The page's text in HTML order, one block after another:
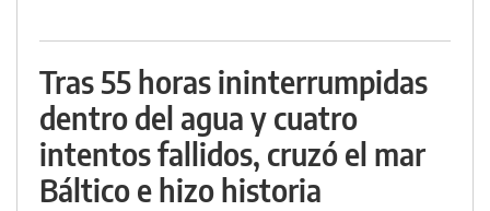
Tras 55 horas ininterrumpidas
dentro del agua y cuatro
intentos fallidos, cruzó el mar
Báltico e hizo historia